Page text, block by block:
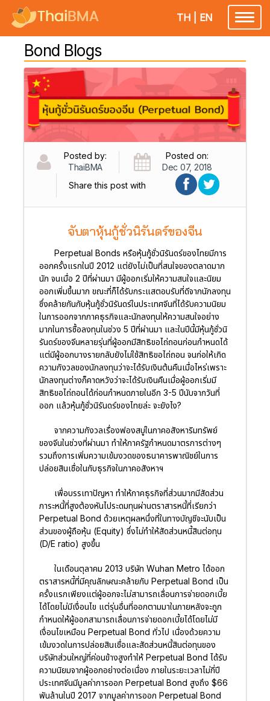
TH EN
Bond Blogs
Posted by:
ThaiBMA
Posted on:
Dec 07, 2018
Share this post with
จับตาหุ้นกู้ชั่วนิรันดร์ของจีน
Perpetual Bonds หรือหุ้นกู้ชั่วนิรันดร์ของไทยมีการ
ออกครั้งแรกในปี 2012 แต่ยังไม่เป็นที่สนใจของตลาดมาก
นัก จนเมื่อ 2 ปีที่ผ่านมา มีผู้ออกเริ่มให้ความสนใจและนิยม
ออกเพิ่มขึ้นมาก ขณะที่ก็ได้รับกระแสตอบรับที่ดีจากนักลงทุน
ซึ่งคล้ายกันกับหุ้นกู้ชั่วนิรันดร์ในประเทศจีนที่ได้รับความนิยม
ในการออกจากภาคธุรกิจและนักลงทุนให้ความสนใจอย่าง
มากในการซื้อลงทุนในช่วง 5 ปีที่ผ่านมา และในปีนี้มีหุ้นกู้ชั่วนิ
รันดร์ของจีนหลายรุ่นที่ผู้ออกมีสิทธิขอไถ่ถอนก่อนกำหนดได้
แต่มีผู้ออกบางรายกลับยังไม่ใช้สิทธิขอไถ่ถอน จนก่อให้เกิด
ความกังวลของนักลงทุนว่าจะได้รับเงินต้นคืนเมื่อไหร่เพราะ
นักลงทุนต่างก็คาดหวังว่าจะได้รับเงินคืนเมื่อผู้ออกเริ่มมี
สิทธิขอไถ่ถอนได้ก่อนกำหนดภายในอีก 3-5 ปีนับจากวันที่
ออก แล้วหุ้นกู้ชั่วนิรันดร์ของไทยล่ะ จะยังไง?
จากความกังวลเรื่องฟองสบู่ในภาคอสังหาริมทรัพย์
ของจีนในช่วงที่ผ่านมา ทำให้ภาครัฐกำหนดมาตรการต่างๆ
รวมถึงการเพิ่มความเข้มงวดของธนาคารพาณิชย์ในการ
ปล่อยสินเชื่อในกับธุรกิจในภาคอสังหาฯ
เพื่อบรรเทาปัญหา ทำให้ภาคธุรกิจที่ส่วนมากมีสัดส่วน
ภาระหนี้ที่สูงต้องหันไประดมทุนผ่านตราสารหนี้ที่เรียกว่า
Perpetual Bond ด้วยเหตุผลหนึ่งที่ในทางบัญชีจะนับเป็น
ส่วนของผู้ถือหุ้น (Equity) ซึ่งไม่ทำให้สัดส่วนหนี้สินต่อทุน
(D/E ratio) สูงขึ้น
ในเดือนตุลาคม 2013 บริษัท Wuhan Metro ได้ออก
ตราสารหนี้ที่มีคุณลักษณะคล้ายกับ Perpetual Bond เป็น
ครั้งแรกเพียงแต่ผู้ออกจะไม่สามารถเลื่อนการจ่ายดอกเบี้ย
ได้โดยไม่มีเงื่อนไข แต่รุ่นอื่นที่ออกตามมาในภายหลังจะถูก
กำหนดให้ผู้ออกสามารถเลื่อนการจ่ายดอกเบี้ยได้โดยไม่มี
เงื่อนไขเหมือน Perpetual Bond ทั่วไป เนื่องด้วยความ
เข้มงวดในการปล่อยสินเชื่อและสัดส่วนหนี้สินต่อทุนของ
บริษัทส่วนใหญ่ที่ค่อนข้างสูงทำให้ Perpetual Bond ได้รับ
ความนิยมจากผู้ออกอย่างต่อเนื่อง ภายในระยะเวลาไม่กี่ปี
ประเทศจีนมีมูลค่าการออก Perpetual Bond สูงถึง $66
พันล้านในปี 2017 จากมูลค่าการออก Perpetual Bond